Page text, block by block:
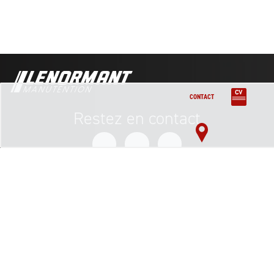
Chariots frontaux électriques 1800 kg Lithium
CONTACT
Restez en contact